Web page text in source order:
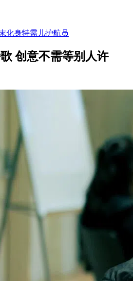
化身特需儿护航员
创意不需等别人许